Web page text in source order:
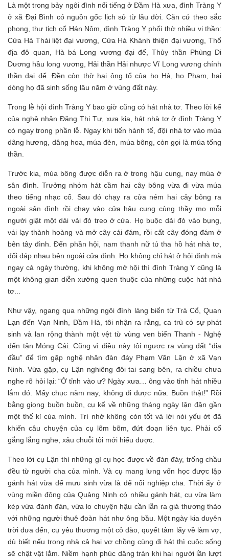
Là một trong bảy ngôi đình nổi tiếng ở Đầm Hà xưa, đình Tràng Y
ở xã Đại Bình có nguồn gốc lịch sử từ lâu đời. Căn cứ theo sắc
phong, thư tịch cổ Hán Nôm, đình Tràng Y phối thờ nhiều vị thần:
Cửa Hà Thái liệt đại vương, Cửa Hà Khánh thiện đại vương, Thổ
địa đô quan, Hà bá Long vương đại đế, Thủy thần Phùng Di
Dương hầu long vương, Hải thần Hải nhược Vĩ Long vương chính
thần đại đế. Đền còn thờ hai ông tổ của họ Hà, họ Phạm, hai
dòng họ đã sinh sống lâu năm ở vùng đất này.
Trong lễ hội đình Tràng Y bao giờ cũng có hát nhà tơ. Theo lời kể
của nghệ nhân Đặng Thị Tự, xưa kia, hát nhà tơ ở đình Tràng Y
có ngay trong phần lễ. Ngay khi tiến hành tế, đội nhà tơ vào múa
dâng hương, dâng hoa, múa đèn, múa bông, còn gọi là múa tống
thần.
Trước kia, múa bông được diễn ra ở trong hậu cung, nay múa ở
sân đình. Trưởng nhóm hát cầm hai cây bông vừa đi vừa múa
theo tiếng nhạc cổ. Sau đó chạy ra cửa ném hai cây bông ra
ngoài sân đình rồi chạy vào cửa hậu cung cùng thầy mo mỗi
người giật một dải vải đỏ treo ở cửa. Họ buộc dải đỏ vào bụng,
vái lạy thành hoàng và mở cây cái đám, rồi cất cây đóng đám ở
bên tây đình. Đến phần hội, nam thanh nữ tú tha hồ hát nhà tơ,
đối đáp nhau bên ngoài cửa đình. Họ không chỉ hát ở hội đình mà
ngay cả ngày thường, khi không mở hội thì đình Tràng Y cũng là
một không gian diễn xướng quen thuộc của những cuộc hát nhà
tơ...
Như vậy, ngang qua những ngôi đình làng biển từ Trà Cổ, Quan
Lạn đến Vạn Ninh, Đầm Hà, tôi nhận ra rằng, ca trù có sự phát
sinh và lan rộng thành một vệt từ vùng ven biển Thanh - Nghệ
đến tận Móng Cái. Cũng vì điều này tôi ngược ra vùng đất “địa
đầu” để tìm gặp nghệ nhân đàn đáy Phạm Văn Lận ở xã Vạn
Ninh. Vừa gặp, cụ Lận nghiêng đôi tai sang bên, ra chiều chưa
nghe rõ hỏi lại: “Ở tỉnh vào ư? Ngày xưa… ông vào tỉnh hát nhiều
lắm đó. Mấy chục năm nay, không đi được nữa. Buồn thật!” Rồi
bằng giọng buồn buồn, cụ kể về những tháng ngày lận đận gần
một thế kỉ của mình. Trí nhớ không còn tốt và lời nói yếu ớt đã
khiến câu chuyện của cụ lõm bõm, đứt đoạn liên tục. Phải cố
gắng lắng nghe, xâu chuỗi tôi mới hiểu được.
Theo lời cụ Lận thì những gì cụ học được về đàn đáy, trống chầu
đều từ người cha của mình. Và cụ mang lưng vốn học được lập
gánh hát vừa để mưu sinh vừa là để nối nghiệp cha. Thời ấy ở
vùng miền đông của Quảng Ninh có nhiều gánh hát, cụ vừa làm
kép vừa đánh đàn, vừa lo chuyện hậu cần lẫn ra giá thương thảo
với những người thuê đoàn hát như ông bầu. Một ngày kia duyên
trời đưa đến, cụ yêu thương một cô đào, quyết tâm lấy về làm vợ,
dù biết nếu trong nhà cả hai vợ chồng cùng đi hát thì cuộc sống
sẽ chật vật lắm. Niềm hạnh phúc dâng tràn khi hai người lần lượt